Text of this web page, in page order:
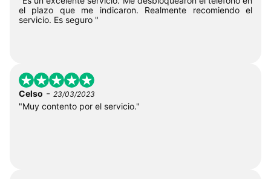
el plazo que me indicaron. Realmente recomiendo el
servicio. Es seguro "
Celso - 23/03/2023
"Muy contento por el servicio."